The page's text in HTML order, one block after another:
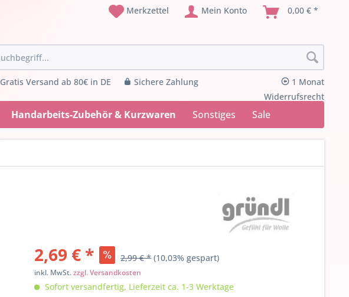
Merkzettel Mein Konto 0,00 € *
Gratis Versand ab 80€ in DE Sichere Zahlung
1 Monat
Widerrufsrecht
Handarbeits-Zubehör & Kurzwaren Sonstiges Sale
2,69 € * 2,99 € * (10,03% gespart)
inkl. MwSt.zzgl. Versandkosten
Sofort versandfertig, Lieferzeit ca. 1-3 Werktage